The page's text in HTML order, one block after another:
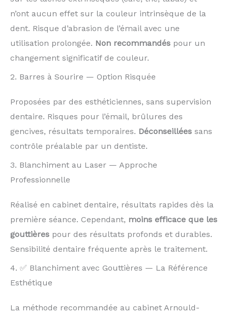
n’ont aucun effet sur la couleur intrinsèque de la
dent. Risque d’abrasion de l’émail avec une
utilisation prolongée. Non recommandés pour un
changement significatif de couleur.
2. Barres à Sourire — Option Risquée
Proposées par des esthéticiennes, sans supervision
dentaire. Risques pour l’émail, brûlures des
gencives, résultats temporaires. Déconseillées sans
contrôle préalable par un dentiste.
3. Blanchiment au Laser — Approche
Professionnelle
Réalisé en cabinet dentaire, résultats rapides dès la
première séance. Cependant, moins efficace que les
gouttières pour des résultats profonds et durables.
Sensibilité dentaire fréquente après le traitement.
4. ✅ Blanchiment avec Gouttières — La Référence
Esthétique
La méthode recommandée au cabinet Arnould-